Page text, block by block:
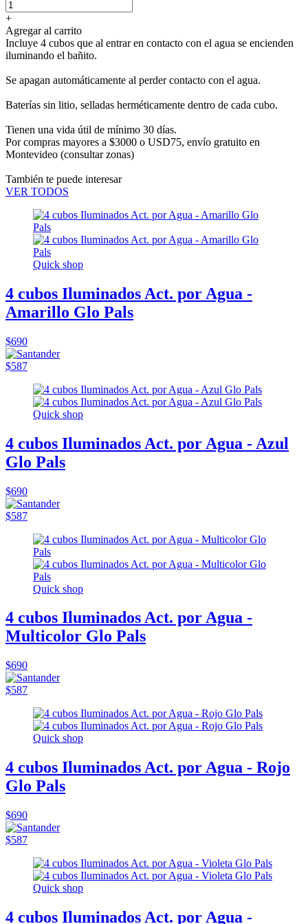
+
Agregar al carrito
Incluye 4 cubos que al entrar en contacto con el agua se encienden
iluminando el bañito.
Se apagan automáticamente al perder contacto con el agua.
Baterías sin litio, selladas herméticamente dentro de cada cubo.
Tienen una vida útil de mínimo 30 días.
Por compras mayores a $3000 o USD75, envío gratuito en
Montevideo (consultar zonas)
También te puede interesar
VER TODOS
Quick shop
4 cubos Iluminados Act. por Agua -
Amarillo Glo Pals
$690
$587
Quick shop
4 cubos Iluminados Act. por Agua - Azul
Glo Pals
$690
$587
Quick shop
4 cubos Iluminados Act. por Agua -
Multicolor Glo Pals
$690
$587
Quick shop
4 cubos Iluminados Act. por Agua - Rojo
Glo Pals
$690
$587
Quick shop
4 cubos Iluminados Act. por Agua -